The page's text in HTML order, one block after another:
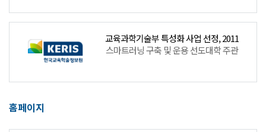
교육과학기술부 특성화 사업 선정, 2011
스마트러닝 구축 및 운용 선도대학 주관
홈페이지